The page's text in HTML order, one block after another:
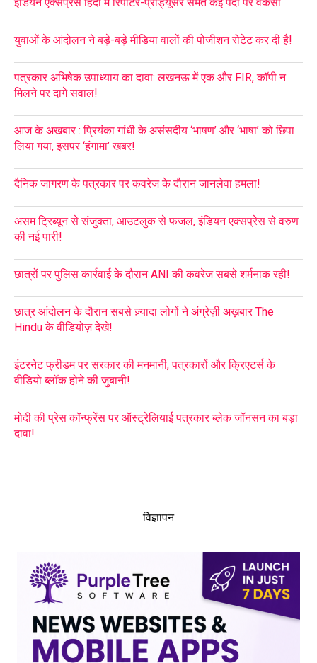
इंडियन एक्सप्रेस हिंदी में रिपोर्टर-प्रोड्यूसर समेत कई पदों पर वैकेंसी
युवाओं के आंदोलन ने बड़े-बड़े मीडिया वालों की पोजीशन रोटेट कर दी है!
पत्रकार अभिषेक उपाध्याय का दावा: लखनऊ में एक और FIR, कॉपी न
मिलने पर दागे सवाल!
आज के अखबार : प्रियंका गांधी के असंसदीय ‘भाषण’ और ‘भाषा’ को छिपा
लिया गया, इसपर ‘हंगामा’ खबर!
दैनिक जागरण के पत्रकार पर कवरेज के दौरान जानलेवा हमला!
असम ट्रिब्यून से संजुक्ता, आउटलुक से फजल, इंडियन एक्सप्रेस से वरुण
की नई पारी!
छात्रों पर पुलिस कार्रवाई के दौरान ANI की कवरेज सबसे शर्मनाक रही!
छात्र आंदोलन के दौरान सबसे ज़्यादा लोगों ने अंग्रेज़ी अख़बार The
Hindu के वीडियोज़ देखे!
इंटरनेट फ्रीडम पर सरकार की मनमानी, पत्रकारों और क्रिएटर्स के
वीडियो ब्लॉक होने की जुबानी!
मोदी की प्रेस कॉन्फ्रेंस पर ऑस्ट्रेलियाई पत्रकार ब्लेक जॉनसन का बड़ा
दावा!
विज्ञापन